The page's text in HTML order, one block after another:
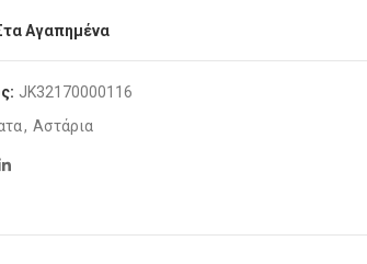
Αγαπημένα
JK32170000116
, Αστάρια